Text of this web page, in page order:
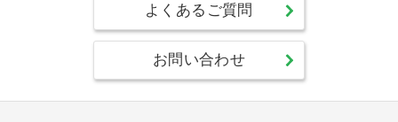
よくあるご質問
お問い合わせ